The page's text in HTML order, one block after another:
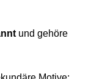
und gehöre